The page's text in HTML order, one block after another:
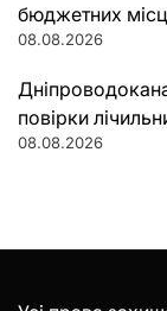
бюджетних
08.08.2026
повірки
08.08.2026